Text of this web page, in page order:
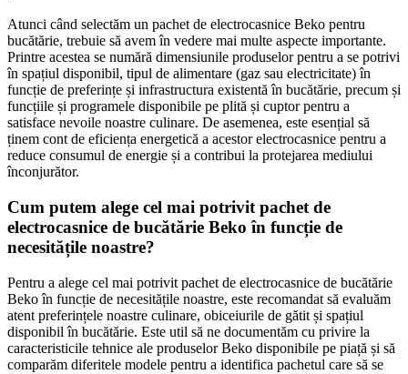
Atunci când selectăm un pachet de electrocasnice Beko pentru
bucătărie, trebuie să avem în vedere mai multe aspecte importante.
Printre acestea se numără dimensiunile produselor pentru a se potrivi
în spațiul disponibil, tipul de alimentare (gaz sau electricitate) în
funcție de preferințe și infrastructura existentă în bucătărie, precum și
funcțiile și programele disponibile pe plită și cuptor pentru a
satisface nevoile noastre culinare. De asemenea, este esențial să
ținem cont de eficiența energetică a acestor electrocasnice pentru a
reduce consumul de energie și a contribui la protejarea mediului
înconjurător.
Cum putem alege cel mai potrivit pachet de
electrocasnice de bucătărie Beko în funcție de
necesitățile noastre?
Pentru a alege cel mai potrivit pachet de electrocasnice de bucătărie
Beko în funcție de necesitățile noastre, este recomandat să evaluăm
atent preferințele noastre culinare, obiceiurile de gătit și spațiul
disponibil în bucătărie. Este util să ne documentăm cu privire la
caracteristicile tehnice ale produselor Beko disponibile pe piață și să
comparăm diferitele modele pentru a identifica pachetul care să se